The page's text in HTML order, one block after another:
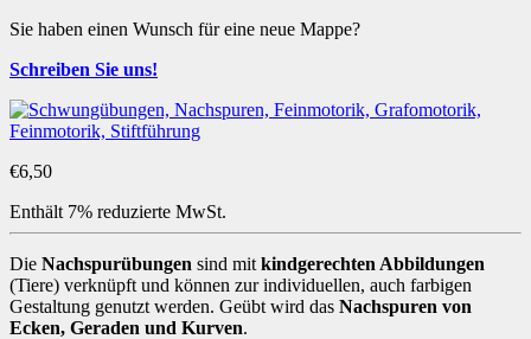
Sie haben einen Wunsch für eine neue Mappe?
Schreiben Sie uns!
€6,50
Enthält 7% reduzierte MwSt.
Die Nachspurübungen sind mit kindgerechten Abbildungen
(Tiere) verknüpft und können zur individuellen, auch farbigen
Gestaltung genutzt werden. Geübt wird das Nachspuren von
Ecken, Geraden und Kurven.